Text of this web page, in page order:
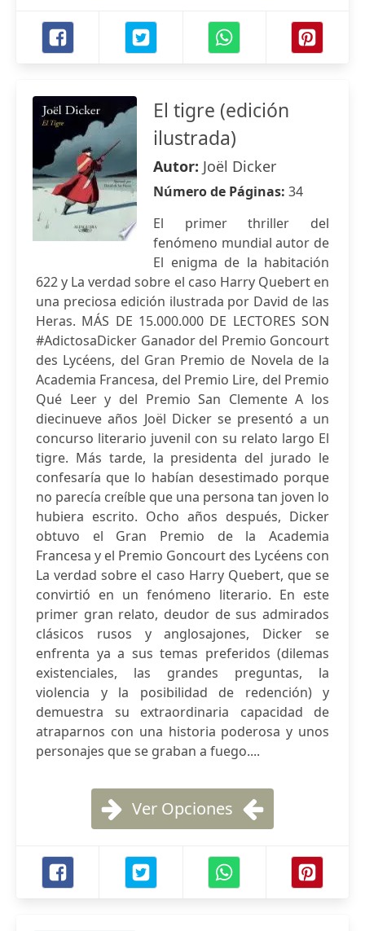
El tigre (edición
ilustrada)
Autor: Joël Dicker
Número de Páginas: 34
El primer thriller del
fenómeno mundial autor de
El enigma de la habitación
622 y La verdad sobre el caso Harry Quebert en
una preciosa edición ilustrada por David de las
Heras. MÁS DE 15.000.000 DE LECTORES SON
#AdictosaDicker Ganador del Premio Goncourt
des Lycéens, del Gran Premio de Novela de la
Academia Francesa, del Premio Lire, del Premio
Qué Leer y del Premio San Clemente A los
diecinueve años Joël Dicker se presentó a un
concurso literario juvenil con su relato largo El
tigre. Más tarde, la presidenta del jurado le
confesaría que lo habían desestimado porque
no parecía creíble que una persona tan joven lo
hubiera escrito. Ocho años después, Dicker
obtuvo el Gran Premio de la Academia
Francesa y el Premio Goncourt des Lycéens con
La verdad sobre el caso Harry Quebert, que se
convirtió en un fenómeno literario. En este
primer gran relato, deudor de sus admirados
clásicos rusos y anglosajones, Dicker se
enfrenta ya a sus temas preferidos (dilemas
existenciales, las grandes preguntas, la
violencia y la posibilidad de redención) y
demuestra su extraordinaria capacidad de
atraparnos con una historia poderosa y unos
personajes que se graban a fuego....
Ver Opciones